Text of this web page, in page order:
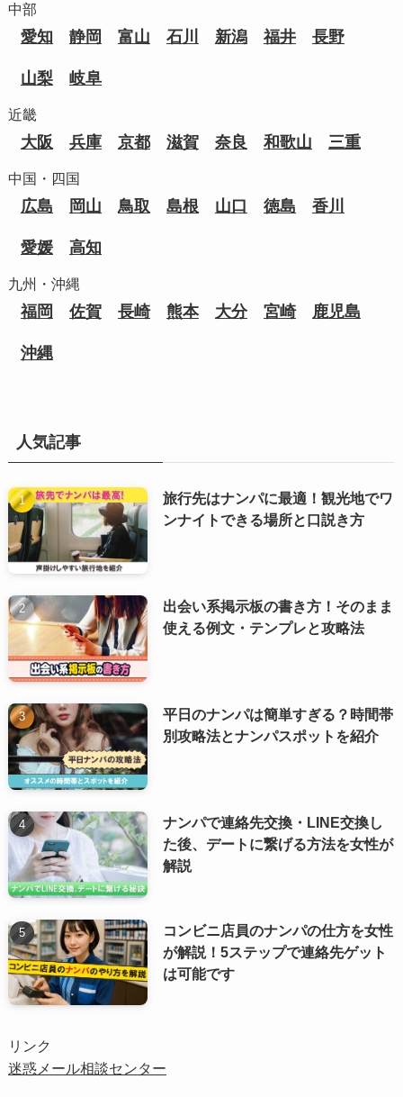
中部
愛知 静岡 富山 石川 新潟 福井 長野
山梨 岐阜
近畿
大阪 兵庫 京都 滋賀 奈良 和歌山 三重
中国・四国
広島 岡山 鳥取 島根 山口 徳島 香川
愛媛 高知
九州・沖縄
福岡 佐賀 長崎 熊本 大分 宮崎 鹿児島
沖縄
人気記事
旅行先はナンパに最適！観光地でワ
ンナイトできる場所と口説き方
出会い系掲示板の書き方！そのまま
使える例文・テンプレと攻略法
平日のナンパは簡単すぎる？時間帯
別攻略法とナンパスポットを紹介
ナンパで連絡先交換・LINE交換し
た後、デートに繋げる方法を女性が
解説
コンビニ店員のナンパの仕方を女性
が解説！5ステップで連絡先ゲット
は可能です
リンク
迷惑メール相談センター